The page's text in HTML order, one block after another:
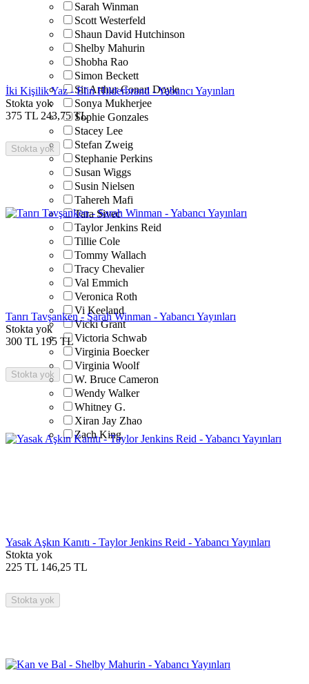
Sarah Winman
Scott Westerfeld
Shaun David Hutchinson
Shelby Mahurin
Shobha Rao
Simon Beckett
Sir Arthur Conan Doyle
Sonya Mukherjee
Sophie Gonzales
Stacey Lee
Stefan Zweig
Stephanie Perkins
Susan Wiggs
Susin Nielsen
Tahereh Mafi
Tara Sivec
Taylor Jenkins Reid
Tillie Cole
Tommy Wallach
Tracy Chevalier
Val Emmich
Veronica Roth
Vi Keeland
Vicki Grant
Victoria Schwab
Virginia Boecker
Virginia Woolf
W. Bruce Cameron
Wendy Walker
Whitney G.
Xiran Jay Zhao
Zach King
İki Kişilik Yaz - Elin Hilderbrand - Yabancı Yayınları
Stokta yok
375 TL 243,75 TL
Stokta yok
Tanrı Tavşanken - Sarah Winman - Yabancı Yayınları
Stokta yok
300 TL 195 TL
Stokta yok
Yasak Aşkın Kanıtı - Taylor Jenkins Reid - Yabancı Yayınları
Stokta yok
225 TL 146,25 TL
Stokta yok